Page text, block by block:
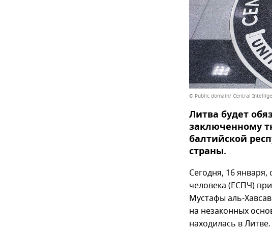
© Public domain/ Central
Литва будет
заключенному
балтийской
страны.
Сегодня, 16 января,
человека (ЕСПЧ)
Мустафы аль-
на незаконных
находилась в